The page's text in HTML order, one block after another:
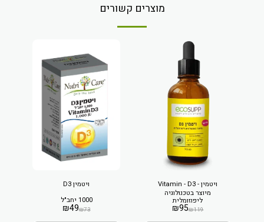
מוצרים קשורים
ויטמין - Vitamin - D3
מיוצר בטכנולוגיה
ליפוזומלית
₪119
₪95
ויטמין D3
1000 יחב"ל
₪73
₪49